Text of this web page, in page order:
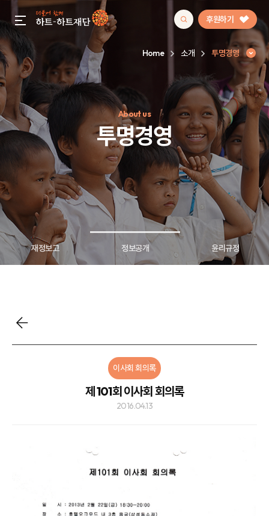
gnb menu open 후원하기
인기 키워드
#정기후원
#하트플레이스#캠페인#팬덤후원
Home 소개 투명경영
About us
투명경영
투명경영 재정보고 정보공개 윤리규정
이사회 회의록
제 101회 이사회 회의록
2016.04.13